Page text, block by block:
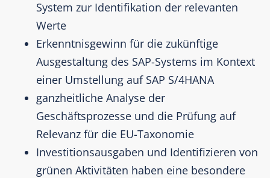
System zur Identifikation der relevanten
Werte​
Erkenntnisgewinn für die zukünftige
Ausgestaltung des SAP-Systems im Kontext
einer Umstellung auf SAP S/4HANA​
ganzheitliche Analyse der
Geschäftsprozesse und die Prüfung auf
Relevanz für die EU-Taxonomie​
Investitionsausgaben und Identifizieren von
grünen Aktivitäten haben eine besondere